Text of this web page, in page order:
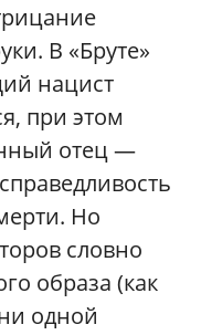
В «Бруте»
нацист
при этом
отец —
Но
словно
образа (как
одной